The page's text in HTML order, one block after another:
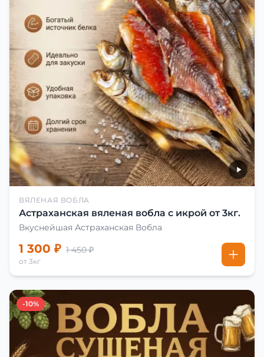
ВЯЛЕНАЯ ВОБЛА
Астраханская вяленая вобла с икрой от 3кг.
Вкуснейшая Астраханская Вобла
1 300 ₽ 1 450 ₽
от 3кг
-10%